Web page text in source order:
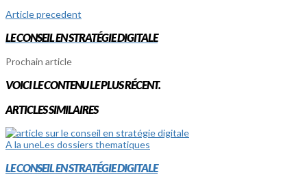
Article precedent
LE CONSEIL EN STRATÉGIE DIGITALE
Prochain article
VOICI LE CONTENU LE PLUS RÉCENT.
ARTICLES SIMILAIRES
A la uneLes dossiers thematiques
LE CONSEIL EN STRATÉGIE DIGITALE